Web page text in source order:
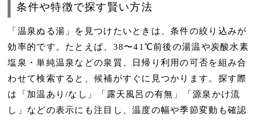
条件や特徴で探す賢い方法
「温泉ぬる湯」を見つけたいときは、条件の絞り込みが
効率的です。たとえば、 38〜41℃前後の湯温や炭酸水素
塩泉・単純温泉 などの泉質、 日帰り利用の可否を組み合
わせて検索すると、候補がすぐに見つかります。探す際
は「加温あり/なし」「露天風呂の有無」「源泉かけ流
し」などの表示にも注目し、温度の幅や季節変動 も確認